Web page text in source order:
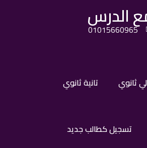
ثانوي
تانية ثانوي
تسجيل كطالب جديد
الدرس
01015660965